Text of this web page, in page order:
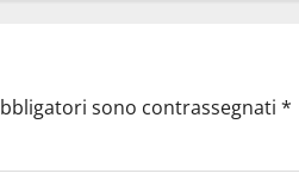
sono contrassegnati *